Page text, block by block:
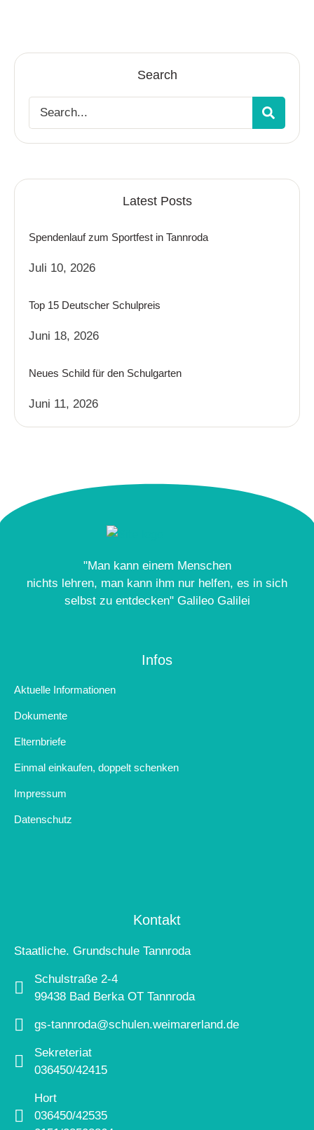
Search
Latest Posts
Spendenlauf zum Sportfest in Tannroda
Juli 10, 2026
Top 15 Deutscher Schulpreis
Juni 18, 2026
Neues Schild für den Schulgarten
Juni 11, 2026
"Man kann einem Menschen
nichts lehren, man kann ihm nur helfen, es in sich
selbst zu entdecken" Galileo Galilei
Infos
Aktuelle Informationen
Dokumente
Elternbriefe
Einmal einkaufen, doppelt schenken
Impressum
Datenschutz
Kontakt
Staatliche. Grundschule Tannroda
Schulstraße 2-4
99438 Bad Berka OT Tannroda
gs-tannroda@schulen.weimarerland.de
Sekreteriat
036450/42415
Hort
036450/42535